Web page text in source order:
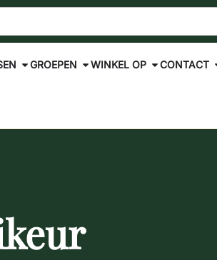
GROEPEN WINKEL OP CONTACT